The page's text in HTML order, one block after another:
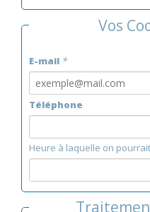
Vos
E-mail *
Téléphone
Heure à laquelle on